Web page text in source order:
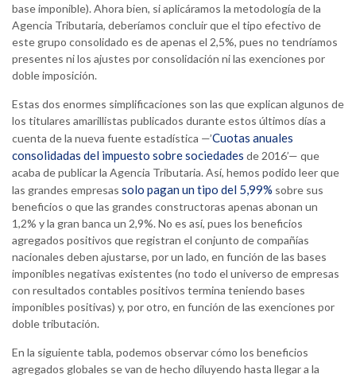
base imponible). Ahora bien, si aplicáramos la metodología de la
Agencia Tributaria, deberíamos concluir que el tipo efectivo de
este grupo consolidado es de apenas el 2,5%, pues no tendríamos
presentes ni los ajustes por consolidación ni las exenciones por
doble imposición.
Estas dos enormes simplificaciones son las que explican algunos de
los titulares amarillistas publicados durante estos últimos días a
cuenta de la nueva fuente estadística —’Cuotas anuales
consolidadas del impuesto sobre sociedades de 2016’— que
acaba de publicar la Agencia Tributaria. Así, hemos podido leer que
las grandes empresas solo pagan un tipo del 5,99% sobre sus
beneficios o que las grandes constructoras apenas abonan un
1,2% y la gran banca un 2,9%. No es así, pues los beneficios
agregados positivos que registran el conjunto de compañías
nacionales deben ajustarse, por un lado, en función de las bases
imponibles negativas existentes (no todo el universo de empresas
con resultados contables positivos termina teniendo bases
imponibles positivas) y, por otro, en función de las exenciones por
doble tributación.
En la siguiente tabla, podemos observar cómo los beneficios
agregados globales se van de hecho diluyendo hasta llegar a la